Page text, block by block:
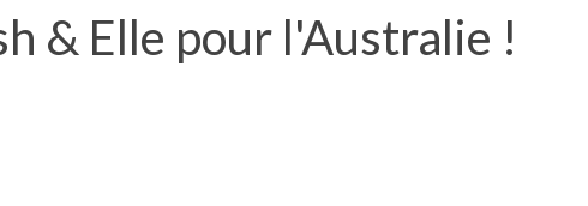
& Elle pour l'Australie !